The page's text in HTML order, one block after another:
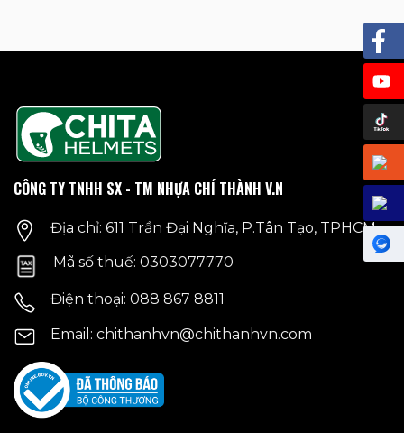
CÔNG TY TNHH SX - TM NHỰA CHÍ THÀNH V.N
Địa chỉ: 611 Trần Đại Nghĩa, P.Tân Tạo, TPHCM
Mã số thuế: 0303077770
Điện thoại: 088 867 8811
Email: chithanhvn@chithanhvn.com